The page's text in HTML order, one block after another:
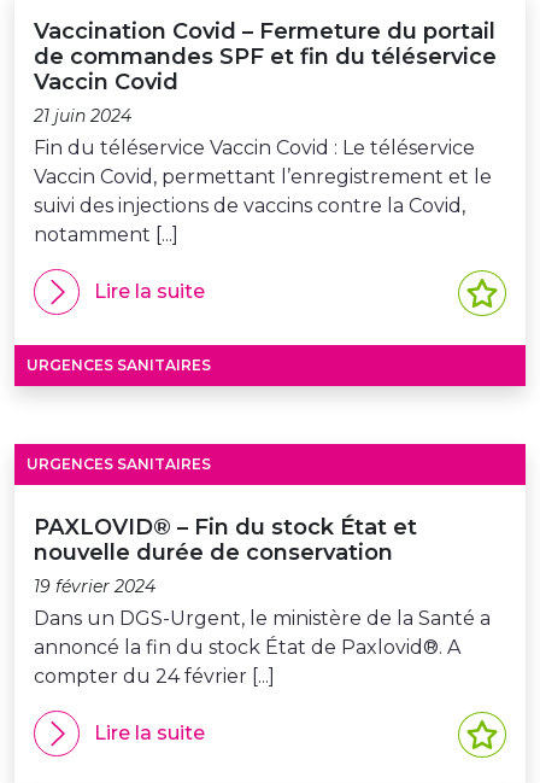
URGENCES SANITAIRES
Vaccination Covid – Fermeture du portail
de commandes SPF et fin du téléservice
Vaccin Covid
21 juin 2024
Fin du téléservice Vaccin Covid : Le téléservice
Vaccin Covid, permettant l’enregistrement et le
suivi des injections de vaccins contre la Covid,
notamment [...]
Lire la suite
URGENCES SANITAIRES
PAXLOVID® – Fin du stock État et
nouvelle durée de conservation
19 février 2024
Dans un DGS-Urgent, le ministère de la Santé a
annoncé la fin du stock État de Paxlovid®. A
compter du 24 février [...]
Lire la suite